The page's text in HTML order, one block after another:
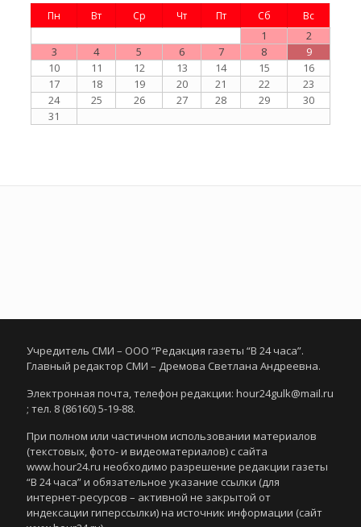
Пн Вт Ср Чт Пт Сб Вс
1
2
3
4 5 6 7 8
9
10
11 12 13 14 15
16
17
18 19 20 21 22
23
24
25 26 27 28 29
30
31
Учредитель СМИ – ООО “Редакция газеты “В 24 часа”.
Главный редактор СМИ – Дремова Светлана Андреевна.
Электронная почта, телефон редакции: hour24gulk@mail.ru
; тел. 8 (86160) 5-19-88.
При полном или частичном использовании материалов
(текстовых, фото- и видеоматериалов) с сайта
www.hour24.ru необходимо разрешение редакции газеты
“В 24 часа” и обязательное указание ссылки (для
интернет-ресурсов – активной не закрытой от
индексации гиперссылки) на источник информации (сайт